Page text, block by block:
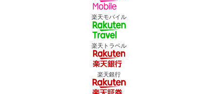
楽天モバイル
楽天トラベル
楽天銀行